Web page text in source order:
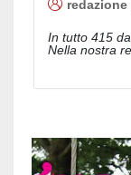
redazione
In tutto 415
Nella nostra